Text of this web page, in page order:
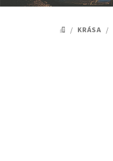
DOMŮ
/ KRÁSA /